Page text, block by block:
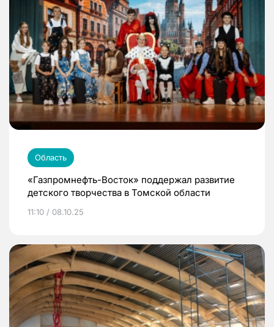
Область
«Газпромнефть-Восток» поддержал развитие
детского творчества в Томской области
11:10 / 08.10.25